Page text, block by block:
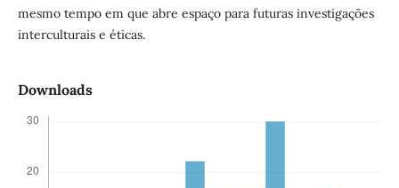
mesmo tempo em que abre espaço para futuras investigações
interculturais e éticas.
Downloads